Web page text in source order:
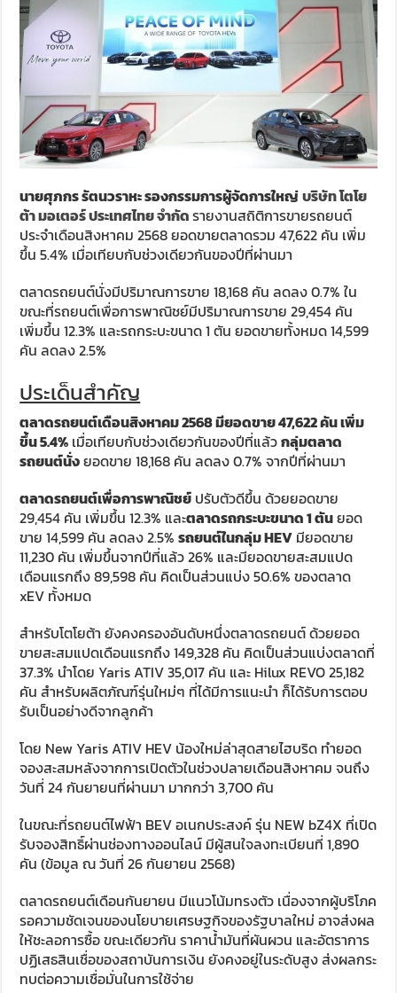
นายศุภกร รัตนวราหะ รองกรรมการผู้จัดการใหญ่บริษัท โตโย
ต้า มอเตอร์ ประเทศไทย จำกัดรายงานสถิติการขายรถยนต์
ประจำเดือนสิงหาคม 2568 ยอดขายตลาดรวม 47,622 คัน เพิ่ม
ขึ้น 5.4% เมื่อเทียบกับช่วงเดียวกันของปีที่ผ่านมา
ตลาดรถยนต์นั่งมีปริมาณการขาย 18,168 คัน ลดลง 0.7% ใน
ขณะที่รถยนต์เพื่อการพาณิชย์มีปริมาณการขาย 29,454 คัน
เพิ่มขึ้น 12.3% และรถกระบะขนาด 1 ตัน ยอดขายทั้งหมด 14,599
คัน ลดลง 2.5%
ประเด็นสำคัญ
ตลาดรถยนต์เดือนสิงหาคม2568มียอดขาย47,622คัน เพิ่ม
ขึ้น5.4% เมื่อเทียบกับช่วงเดียวกันของปีที่แล้วกลุ่มตลาด
รถยนต์นั่งยอดขาย 18,168 คัน ลดลง 0.7% จากปีที่ผ่านมา
ตลาดรถยนต์เพื่อการพาณิชย์ ปรับตัวดีขึ้น ด้วยยอดขาย
29,454 คัน เพิ่มขึ้น 12.3% และตลาดรถกระบะขนาด1ตันยอด
ขาย 14,599 คัน ลดลง 2.5%รถยนต์ในกลุ่มHEV มียอดขาย
11,230 คัน เพิ่มขึ้นจากปีที่แล้ว 26% และมียอดขายสะสมแปด
เดือนแรกถึง 89,598 คัน คิดเป็นส่วนแบ่ง 50.6% ของตลาด
xEV ทั้งหมด
สำหรับโตโยต้า ยังคงครองอันดับหนึ่งตลาดรถยนต์ ด้วยยอด
ขายสะสมแปดเดือนแรกถึง 149,328 คัน คิดเป็นส่วนแบ่งตลาดที่
37.3% นำโดย Yaris ATIV 35,017 คัน และ Hilux REVO 25,182
คัน สำหรับผลิตภัณฑ์รุ่นใหม่ๆ ที่ได้มีการแนะนำ ก็ได้รับการตอบ
รับเป็นอย่างดีจากลูกค้า
โดย New Yaris ATIV HEV น้องใหม่ล่าสุดสายไฮบริด ทำยอด
จองสะสมหลังจากการเปิดตัวในช่วงปลายเดือนสิงหาคม จนถึง
วันที่ 24 กันยายนที่ผ่านมา มากกว่า 3,700 คัน
ในขณะที่รถยนต์ไฟฟ้า BEV อเนกประสงค์ รุ่น NEW bZ4X ที่เปิด
รับจองสิทธิ์ผ่านช่องทางออนไลน์ มีผู้สนใจลงทะเบียนที่ 1,890
คัน (ข้อมูล ณ วันที่ 26 กันยายน 2568)
ตลาดรถยนต์เดือนกันยายน มีแนวโน้มทรงตัว เนื่องจากผู้บริโภค
รอความชัดเจนของนโยบายเศรษฐกิจของรัฐบาลใหม่ อาจส่งผล
ให้ชะลอการซื้อ ขณะเดียวกัน ราคาน้ำมันที่ผันผวน และอัตราการ
ปฏิเสธสินเชื่อของสถาบันการเงิน ยังคงอยู่ในระดับสูง ส่งผลกระ
ทบต่อความเชื่อมั่นในการใช้จ่าย